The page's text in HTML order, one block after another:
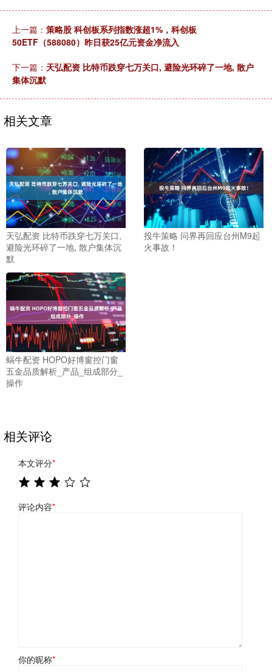
上一篇： 策略股 科创板系列指数涨超1%，科创板
50ETF（588080）昨日获25亿元资金净流入
下一篇： 天弘配资 比特币跌穿七万关口, 避险光环碎了一地, 散户
集体沉默
相关文章
天弘配资 比特币跌穿七万关口,
避险光环碎了一地, 散户集体沉
默
投牛策略 问界再回应台州M9起
火事故！
蜗牛配资 HOPO好博窗控门窗
五金品质解析_产品_组成部分_
操作
相关评论
本文评分*
评论内容*
你的昵称*